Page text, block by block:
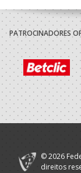
PATROCINADORES
© 2026
direitos